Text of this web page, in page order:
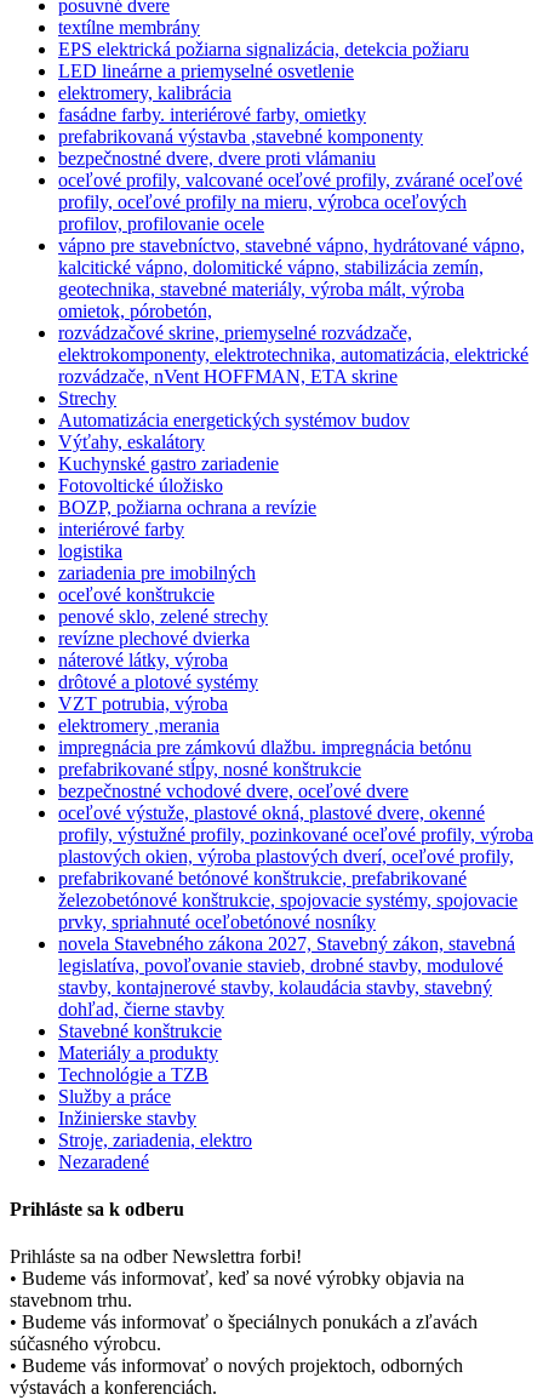
posuvné dvere
textílne membrány
EPS elektrická požiarna signalizácia, detekcia požiaru
LED lineárne a priemyselné osvetlenie
elektromery, kalibrácia
fasádne farby. interiérové farby, omietky
prefabrikovaná výstavba ,stavebné komponenty
bezpečnostné dvere, dvere proti vlámaniu
oceľové profily, valcované oceľové profily, zvárané oceľové
profily, oceľové profily na mieru, výrobca oceľových
profilov, profilovanie ocele
vápno pre stavebníctvo, stavebné vápno, hydrátované vápno,
kalcitické vápno, dolomitické vápno, stabilizácia zemín,
geotechnika, stavebné materiály, výroba mált, výroba
omietok, pórobetón,
rozvádzačové skrine, priemyselné rozvádzače,
elektrokomponenty, elektrotechnika, automatizácia, elektrické
rozvádzače, nVent HOFFMAN, ETA skrine
Strechy
Automatizácia energetických systémov budov
Výťahy, eskalátory
Kuchynské gastro zariadenie
Fotovoltické úložisko
BOZP, požiarna ochrana a revízie
interiérové farby
logistika
zariadenia pre imobilných
oceľové konštrukcie
penové sklo, zelené strechy
revízne plechové dvierka
náterové látky, výroba
drôtové a plotové systémy
VZT potrubia, výroba
elektromery ,merania
impregnácia pre zámkovú dlažbu. impregnácia betónu
prefabrikované stĺpy, nosné konštrukcie
bezpečnostné vchodové dvere, oceľové dvere
oceľové výstuže, plastové okná, plastové dvere, okenné
profily, výstužné profily, pozinkované oceľové profily, výroba
plastových okien, výroba plastových dverí, oceľové profily,
prefabrikované betónové konštrukcie, prefabrikované
železobetónové konštrukcie, spojovacie systémy, spojovacie
prvky, spriahnuté oceľobetónové nosníky
novela Stavebného zákona 2027, Stavebný zákon, stavebná
legislatíva, povoľovanie stavieb, drobné stavby, modulové
stavby, kontajnerové stavby, kolaudácia stavby, stavebný
dohľad, čierne stavby
Stavebné konštrukcie
Materiály a produkty
Technológie a TZB
Služby a práce
Inžinierske stavby
Stroje, zariadenia, elektro
Nezaradené
Prihláste sa k odberu
Prihláste sa na odber Newslettra forbi!
• Budeme vás informovať, keď sa nové výrobky objavia na
stavebnom trhu.
• Budeme vás informovať o špeciálnych ponukách a zľavách
súčasného výrobcu.
• Budeme vás informovať o nových projektoch, odborných
výstavách a konferenciách.